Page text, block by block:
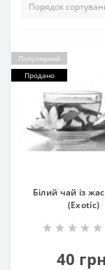
Популярний
Продано
Білий чай із
(Exotic)
40